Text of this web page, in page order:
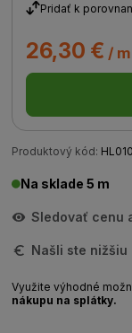
Pridať k
26,30 € /
Produktový kód:
Na sklade 5 m
Sledovať cenu
Našli ste nižšiu
Využite výhodné
nákupu na splátky.